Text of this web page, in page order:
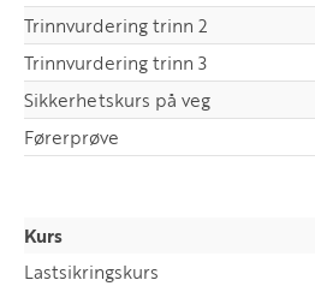
Trinnvurdering trinn 2
Trinnvurdering trinn 3
Sikkerhetskurs på veg
Førerprøve
Kurs
Lastsikringskurs